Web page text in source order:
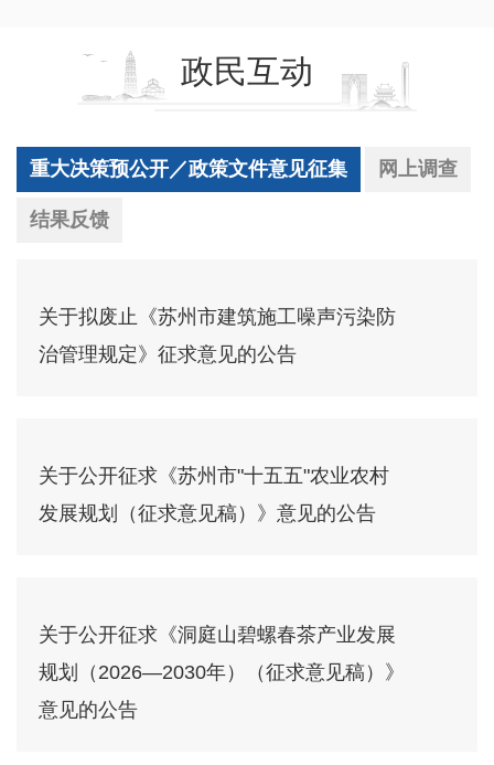
政民互动
重大决策预公开／政策文件意见征集 网上调查
结果反馈
关于拟废止《苏州市建筑施工噪声污染防
治管理规定》征求意见的公告
关于公开征求《苏州市"十五五"农业农村
发展规划（征求意见稿）》意见的公告
关于公开征求《洞庭山碧螺春茶产业发展
规划（2026—2030年）（征求意见稿）》
意见的公告